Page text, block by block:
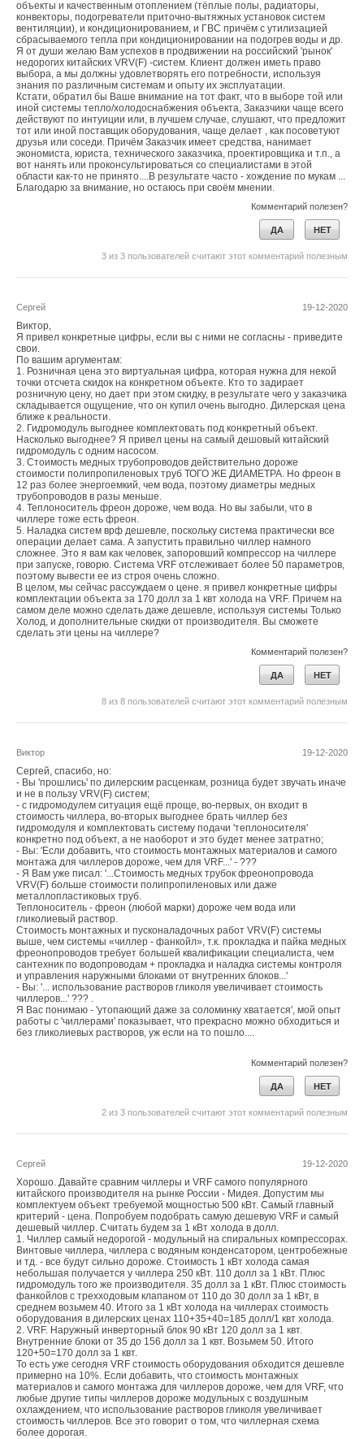
объекты и качественным отоплением (тёплые полы, радиаторы,
конвекторы, подогреватели приточно-вытяжных установок систем
вентиляции), и кондиционированием, и ГВС причём с утилизацией
сбрасываемого тепла при кондиционировании на подогрев воды и др.
Я от души желаю Вам успехов в продвижении на российский 'рынок'
недорогих китайских VRV(F) -систем. Клиент должен иметь право
выбора, а мы должны удовлетворять его потребности, используя
знания по различным системам и опыту их эксплуатации.
Кстати, обратил бы Ваше внимание на тот факт, что в выборе той или
иной системы тепло/холодоснабжения объекта, Заказчики чаще всего
действуют по интуиции или, в лучшем случае, слушают, что предложит
тот или иной поставщик оборудования, чаще делает , как посоветуют
друзья или соседи. Причём Заказчик имеет средства, нанимает
экономиста, юриста, технического заказчика, проектировщика и т.п., а
вот нанять или проконсультироваться со специалистами в этой
области как-то не принято....В результате часто - хождение по мукам ...
Благодарю за внимание, но остаюсь при своём мнении.
Комментарий полезен?
ДА НЕТ
3 из 3 пользователей считают этот комментарий полезным
19-12-2020
Сергей
Виктор,
Я привел конкретные цифры, если вы с ними не согласны - приведите
свои.
По вашим аргументам:
1. Розничная цена это виртуальная цифра, которая нужна для некой
точки отсчета скидок на конкретном объекте. Кто то задирает
розничную цену, но дает при этом скидку, в результате чего у заказчика
складывается ощущение, что он купил очень выгодно. Дилерская цена
ближе к реальности.
2. Гидромодуль выгоднее комплектовать под конкретный объект.
Насколько выгоднее? Я привел цены на самый дешовый китайский
гидромодуль с одним насосом.
3. Стоимость медных трубопроводов действительно дороже
стоимости полипропиленовых труб ТОГО ЖЕ ДИАМЕТРА. Но фреон в
12 раз более энергоемкий, чем вода, поэтому диаметры медных
трубопроводов в разы меньше.
4. Теплоноситель фреон дороже, чем вода. Но вы забыли, что в
чиллере тоже есть фреон.
5. Наладка систем врф дешевле, поскольку система практически все
операции делает сама. А запустить правильно чиллер намного
сложнее. Это я вам как человек, запоровший компрессор на чиллере
при запуске, говорю. Система VRF отслеживает более 50 параметров,
поэтому вывести ее из строя очень сложно.
В целом, мы сейчас рассуждаем о цене. я привел конкретные цифры
комплектации объекта за 170 долл за 1 квт холода на VRF. Причем на
самом деле можно сделать даже дешевле, используя системы Только
Холод, и дополнительные скидки от производителя. Вы сможете
сделать эти цены на чиллере?
Комментарий полезен?
ДА НЕТ
8 из 8 пользователей считают этот комментарий полезным
19-12-2020
Виктор
Сергей, спасибо, но:
- Вы 'прошлись' по дилерским расценкам, розница будет звучать иначе
и не в пользу VRV(F) систем;
- с гидромодулем ситуация ещё проще, во-первых, он входит в
стоимость чиллера, во-вторых выгоднее брать чиллер без
гидромодуля и комплектовать систему подачи 'теплоносителя'
конкретно под объект, а не наоборот и это будет менее затратно;
- Вы: 'Если добавить, что стоимость монтажных материалов и самого
монтажа для чиллеров дороже, чем для VRF...' - ???
- Я Вам уже писал: '...Стоимость медных трубок фреонопровода
VRV(F) больше стоимости полипропиленовых или даже
металлопластиковых труб.
Теплоноситель - фреон (любой марки) дороже чем вода или
гликолиевый раствор.
Стоимость монтажных и пусконаладочных работ VRV(F) системы
выше, чем системы «чиллер - фанкойл», т.к. прокладка и пайка медных
фреонопроводов требует большей квалификации специалиста, чем
сантехник по водопроводам + прокладка и наладка системы контроля
и управления наружными блоками от внутренних блоков...'
- Вы: '... использование растворов гликоля увеличивает стоимость
чиллеров...' ??? .
Я Вас понимаю - 'утопающий даже за соломинку хватается', мой опыт
работы с 'чиллерами' показывает, что прекрасно можно обходиться и
без гликолиевых растворов, уж если на то пошло....
Комментарий полезен?
ДА НЕТ
2 из 3 пользователей считают этот комментарий полезным
19-12-2020
Сергей
Хорошо. Давайте сравним чиллеры и VRF самого популярного
китайского производителя на рынке России - Мидея. Допустим мы
комплектуем объект требуемой мощностью 500 кВт. Самый главный
критерий - цена. Попробуем подобрать самую дешевую VRF и самый
дешевый чиллер. Считать будем за 1 кВт холода в долл.
1. Чиллер самый недорогой - модульный на спиральных компрессорах.
Винтовые чиллера, чиллера с водяным конденсатором, центробежные
и тд. - все будут сильно дороже. Стоимость 1 кВт холода самая
небольшая получается у чиллера 250 кВт. 110 долл за 1 кВт. Плюс
гидромодуль того же производителя. 35 долл за 1 кВт. Плюс стоимость
фанкойлов с трехходовым клапаном от 110 до 30 долл за 1 кВт, в
среднем возьмем 40. Итого за 1 кВт холода на чиллерах стоимость
оборудования в дилерских ценах 110+35+40=185 долл/1 квт холода.
2. VRF. Наружный инверторный блок 90 кВт 120 долл за 1 квт.
Внутренние блоки от 35 до 156 долл за 1 квт. Возьмем 50. Итого
120+50=170 долл за 1 квт.
То есть уже сегодня VRF стоимость оборудования обходится дешевле
примерно на 10%. Если добавить, что стоимость монтажных
материалов и самого монтажа для чиллеров дороже, чем для VRF, что
любые другие типы чиллеров дороже модульных с воздушным
охлаждением, что использование растворов гликоля увеличивает
стоимость чиллеров. Все это говорит о том, что чиллерная схема
более дорогая.